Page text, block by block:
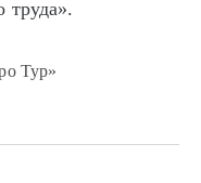
труда».
Тур»